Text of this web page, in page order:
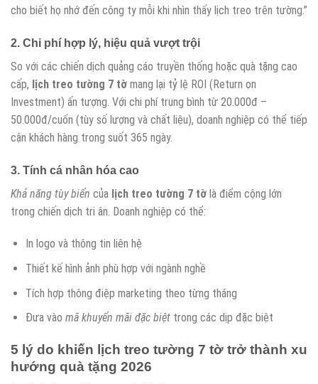
cho biết họ nhớ đến công ty mỗi khi nhìn thấy lịch treo trên tường.”
2. Chi phí hợp lý, hiệu quả vượt trội
So với các chiến dịch quảng cáo truyền thống hoặc quà tặng cao
cấp, lịch treo tường 7 tờ mang lại tỷ lệ ROI (Return on
Investment) ấn tượng. Với chi phí trung bình từ 20.000đ –
50.000đ/cuốn (tùy số lượng và chất liệu), doanh nghiệp có thể tiếp
cận khách hàng trong suốt 365 ngày.
3. Tính cá nhân hóa cao
Khả năng tùy biến của lịch treo tường 7 tờ là điểm cộng lớn
trong chiến dịch tri ân. Doanh nghiệp có thể:
In logo và thông tin liên hệ
Thiết kế hình ảnh phù hợp với ngành nghề
Tích hợp thông điệp marketing theo từng tháng
Đưa vào mã khuyến mãi đặc biệttrong các dịp đặc biệt
5 lý do khiến lịch treo tường 7 tờ trở thành xu
hướng quà tặng 2026